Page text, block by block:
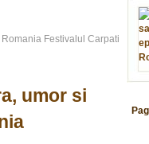
Festivalul Carpati
umor si